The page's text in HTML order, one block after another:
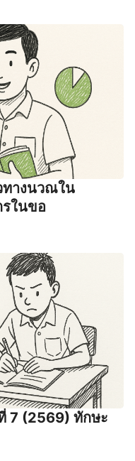
ทางนวณใน
รในขอ
7 (2569) ทักษะ